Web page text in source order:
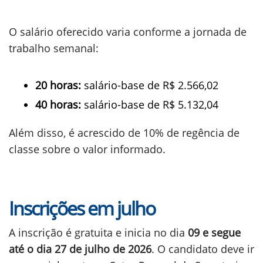
O salário oferecido varia conforme a jornada de
trabalho semanal:
20 horas: salário-base de R$ 2.566,02
40 horas: salário-base de R$ 5.132,04
Além disso, é acrescido de 10% de regência de
classe sobre o valor informado.
Inscrições em julho
A inscrição é gratuita e inicia no dia 09 e segue
até o dia 27 de julho de 2026. O candidato deve ir